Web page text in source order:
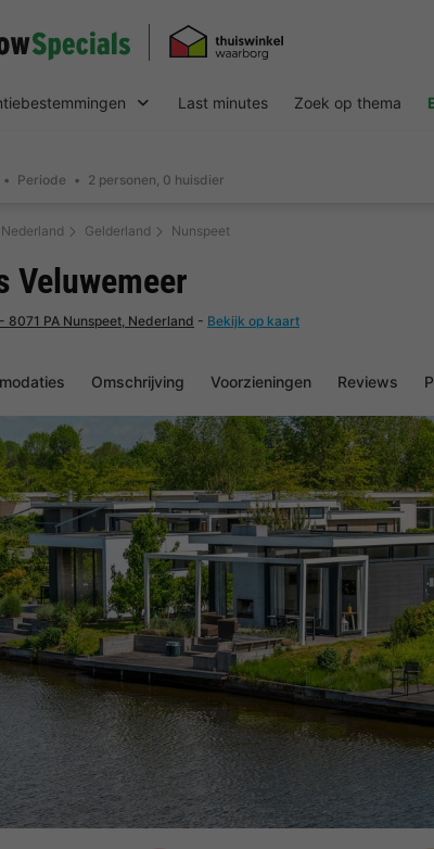
Last minutes Zoek op thema
Periode 2 personen, 0 huisdier
Nederland Gelderland Nunspeet
Omschrijving Voorzieningen Reviews
Veluwemeer
8071 PA Nunspeet, Nederland - Bekijk op kaart